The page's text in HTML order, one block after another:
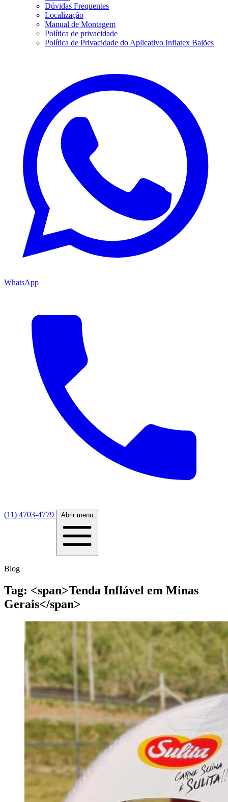
Dúvidas Frequentes
Localização
Manual de Montagem
Política de privacidade
Política de Privacidade do Aplicativo Inflatex Balões
WhatsApp
(11) 4703-4779 Abrir menu
Blog
Tag: <span>Tenda Inflável em Minas
Gerais</span>